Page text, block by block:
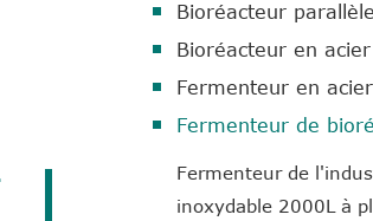
Bioréacteur parallèle
Bioréacteur en
Fermenteur en
Fermenteur de
Fermenteur de
inoxydable 2000L à